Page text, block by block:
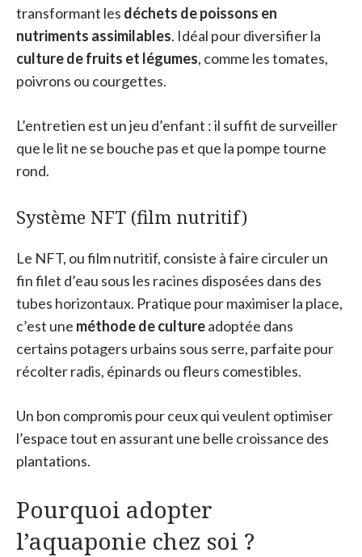
transformant les déchets de poissons en
nutriments assimilables. Idéal pour diversifier la
culture de fruits et légumes, comme les tomates,
poivrons ou courgettes.
L’entretien est un jeu d’enfant : il suffit de surveiller
que le lit ne se bouche pas et que la pompe tourne
rond.
Système NFT (film nutritif)
Le NFT, ou film nutritif, consiste à faire circuler un
fin filet d’eau sous les racines disposées dans des
tubes horizontaux. Pratique pour maximiser la place,
c’est une méthode de cultureadoptée dans
certains potagers urbains sous serre, parfaite pour
récolter radis, épinards ou fleurs comestibles.
Un bon compromis pour ceux qui veulent optimiser
l’espace tout en assurant une belle croissance des
plantations.
Pourquoi adopter
l’aquaponie chez soi ?